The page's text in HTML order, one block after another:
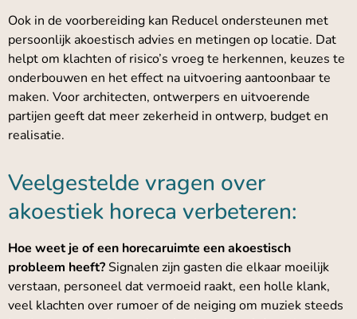
Ook in de voorbereiding kan Reducel ondersteunen met
persoonlijk akoestisch advies en metingen op locatie. Dat
helpt om klachten of risico’s vroeg te herkennen, keuzes te
onderbouwen en het effect na uitvoering aantoonbaar te
maken. Voor architecten, ontwerpers en uitvoerende
partijen geeft dat meer zekerheid in ontwerp, budget en
realisatie.
Veelgestelde vragen over
akoestiek horeca verbeteren:
Hoe weet je of een horecaruimte een akoestisch
probleem heeft?Signalen zijn gasten die elkaar moeilijk
verstaan, personeel dat vermoeid raakt, een holle klank,
veel klachten over rumoer of de neiging om muziek steeds